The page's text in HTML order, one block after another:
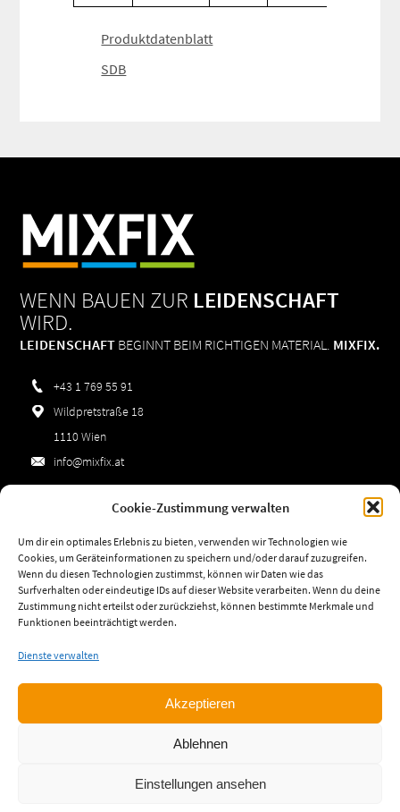
Cookie-Zustimmung verwalten
Um dir ein optimales Erlebnis zu bieten, verwenden wir Technologien wie
Cookies, um Geräteinformationen zu speichern und/oder darauf zuzugreifen.
Wenn du diesen Technologien zustimmst, können wir Daten wie das
Surfverhalten oder eindeutige IDs auf dieser Website verarbeiten. Wenn du deine
Zustimmung nicht erteilst oder zurückziehst, können bestimmte Merkmale und
Funktionen beeinträchtigt werden.
Dienste verwalten
Akzeptieren
Ablehnen
Einstellungen ansehen
Produktdatenblatt
SDB
WENN BAUEN ZUR LEIDENSCHAFT
WIRD.
LEIDENSCHAFT BEGINNT BEIM RICHTIGEN MATERIAL. MIXFIX.
+43 1 769 55 91
Wildpretstraße 18
1110 Wien
info@mixfix.at
Datenschutz
AGBs
Cookie-Richtlinie (EU)
Fr:06:30-13:30
© 2026 MIXFIX Fassadensysteme GmbH.